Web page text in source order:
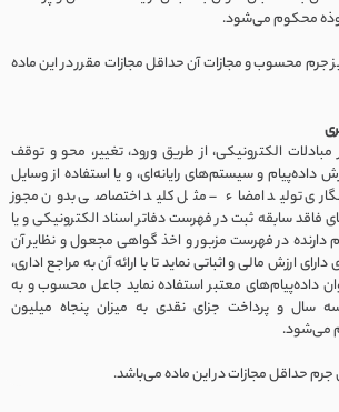
محکوم می‌شود.
جرم محسوب و مجازات آن حداقل مجازات مقرر در این ماده
مبادلات الکترونیکی، از طریق ورود، تغییر، محو و توقف
داده‌پیام و سیستم‌های رایانه‌ای، و یا استفاده از وسایل
تولید امضاء – مثل کلید اختصاصی بدون مجوز
فاقد سابقه ثبت در فهرست دفاتر اسناد الکترونیکی و یا
دارنده در فهرست مزبور و اخذ گواهی مجعول و نظایر آن
ارزش مالی و اثباتی نماید تا با ارائه آن به مراجع اداری،
داده‌پیام‌های معتبر استفاده نماید جاعل محسوب و به
سال و پرداخت جزای نقدی به میزان پنجاه میلیون
حداقل مجازات در این ماده می‌باشد.